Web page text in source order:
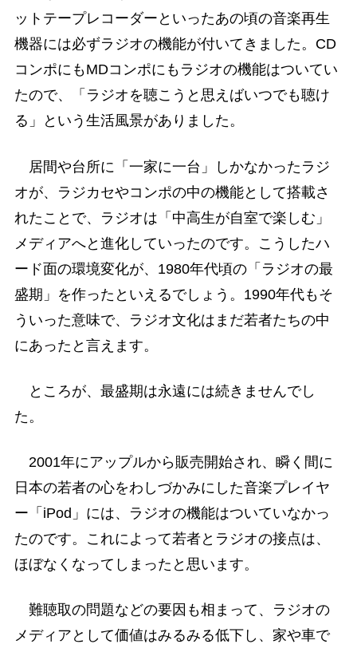
ットテープレコーダーといったあの頃の音楽再生
機器には必ずラジオの機能が付いてきました。CD
コンポにもMDコンポにもラジオの機能はついてい
たので、「ラジオを聴こうと思えばいつでも聴け
る」という生活風景がありました。
居間や台所に「一家に一台」しかなかったラジ
オが、ラジカセやコンポの中の機能として搭載さ
れたことで、ラジオは「中高生が自室で楽しむ」
メディアへと進化していったのです。こうしたハ
ード面の環境変化が、1980年代頃の「ラジオの最
盛期」を作ったといえるでしょう。1990年代もそ
ういった意味で、ラジオ文化はまだ若者たちの中
にあったと言えます。
ところが、最盛期は永遠には続きませんでし
た。
2001年にアップルから販売開始され、瞬く間に
日本の若者の心をわしづかみにした音楽プレイヤ
ー「iPod」には、ラジオの機能はついていなかっ
たのです。これによって若者とラジオの接点は、
ほぼなくなってしまったと思います。
難聴取の問題などの要因も相まって、ラジオの
メディアとして価値はみるみる低下し、家や車で